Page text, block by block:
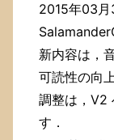
2015年03月
新内容は，
可読性の向
調整は，V2
す．